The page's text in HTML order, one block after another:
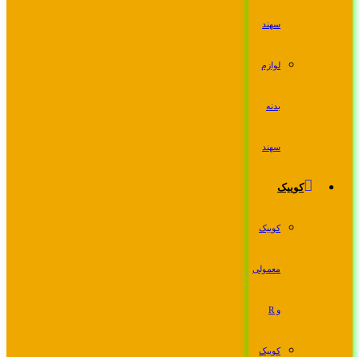
سهند
لوازم
بدنه
سهند
کوییک
کوییک
معمولی
و R
کوییک